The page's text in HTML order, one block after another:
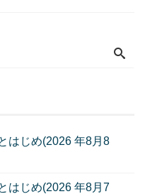
はじめ(2026 年8月8
はじめ(2026 年8月7